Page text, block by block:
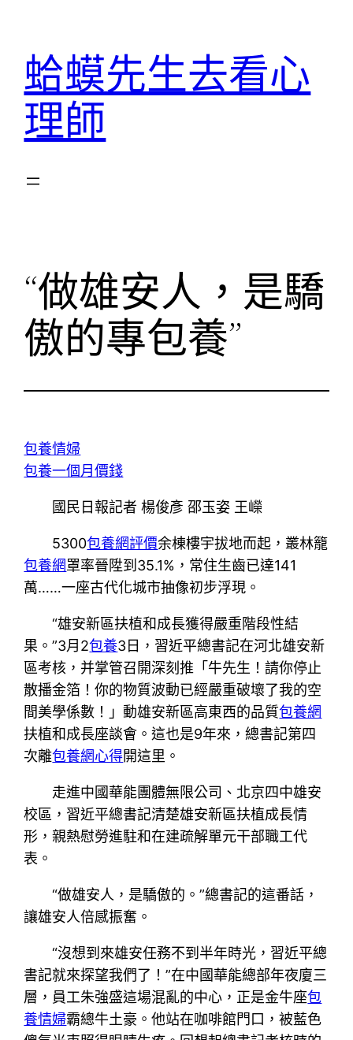
蛤蟆先生去看心
理師
“做雄安人，是驕
傲的專包養”
包養情婦
包養一個月價錢
國民日報記者 楊俊彥 邵玉姿 王嶸
5300包養網評價余棟樓宇拔地而起，叢林籠
包養網罩率晉陞到35.1%，常住生齒已達141
萬……一座古代化城市抽像初步浮現。
“雄安新區扶植和成長獲得嚴重階段性結
果。”3月2包養3日，習近平總書記在河北雄安新
區考核，并掌管召開深刻推「牛先生！請你停止
散播金箔！你的物質波動已經嚴重破壞了我的空
間美學係數！」動雄安新區高東西的品質包養網
扶植和成長座談會。這也是9年來，總書記第四
次離包養網心得開這里。
走進中國華能團體無限公司、北京四中雄安
校區，習近平總書記清楚雄安新區扶植成長情
形，親熱慰勞進駐和在建疏解單元干部職工代
表。
“做雄安人，是驕傲的。”總書記的這番話，
讓雄安人倍感振奮。
“沒想到來雄安任務不到半年時光，習近平總
書記就來探望我們了！”在中國華能總部年夜廈三
層，員工朱強盛這場混亂的中心，正是金牛座包
養情婦霸總牛土豪。他站在咖啡館門口，被藍色